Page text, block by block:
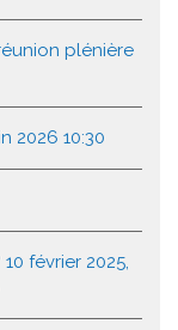
plénière
2026 10:30
février 2025,